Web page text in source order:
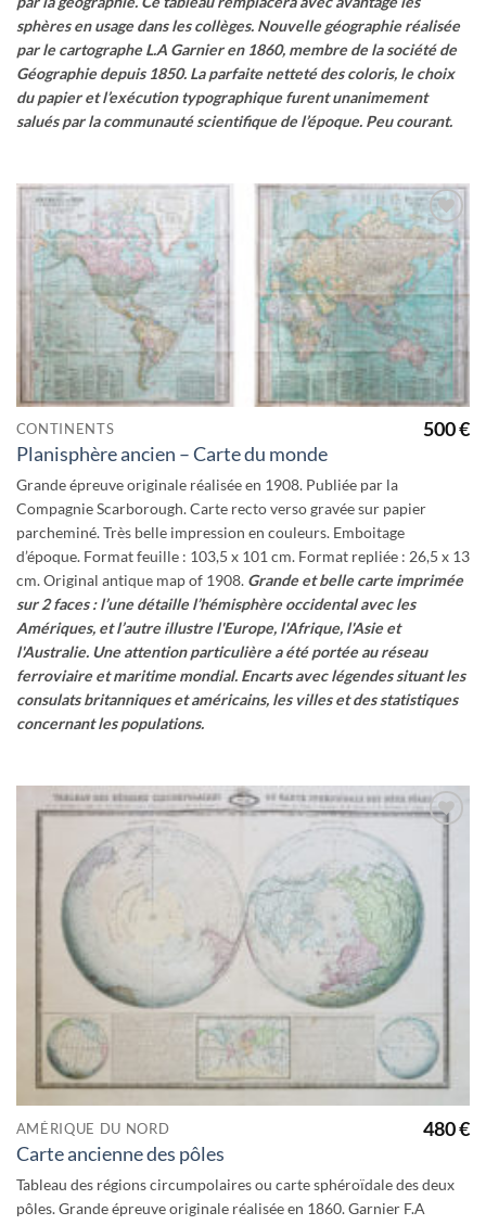
sphères en usage dans les collèges. Nouvelle géographie réalisée
par le cartographe L.A Garnier en 1860, membre de la société de
Géographie depuis 1850. La parfaite netteté des coloris, le choix
du papier et l’exécution typographique furent unanimement
salués par la communauté scientifique de l’époque. Peu courant.
Ajouter
à la
wishlist
CONTINENTS
Planisphère ancien – Carte du monde
500€
Grande épreuve originale réalisée en 1908. Publiée par la
Compagnie Scarborough. Carte recto verso gravée sur papier
parcheminé. Très belle impression en couleurs. Emboitage
d’époque. Format feuille : 103,5 x 101 cm. Format repliée : 26,5 x 13
cm. Original antique map of 1908. Grande et belle carte imprimée
sur 2 faces : l’une détaille l’hémisphère occidental avec les
Amériques, et l’autre illustre l'Europe, l'Afrique, l'Asie et
l'Australie. Une attention particulière a été portée au réseau
ferroviaire et maritime mondial. Encarts avec légendes situant les
consulats britanniques et américains, les villes et des statistiques
concernant les populations.
AMÉRIQUE DU NORD
Carte ancienne des pôles
480€
Tableau des régions circumpolaires ou carte sphéroïdale des deux
pôles. Grande épreuve originale réalisée en 1860. Garnier F.A